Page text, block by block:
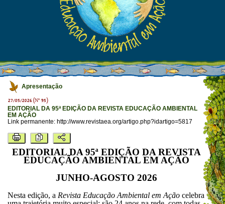
Apresentação
27/05/2026 (Nº 95)
EDITORIAL DA 95ª EDIÇÃO DA REVISTA EDUCAÇÃO AMBIENTAL
EM AÇÃO
Link permanente: http://www.revistaea.org/artigo.php?idartigo=5817
EDITORIAL DA 95ª EDIÇÃO DA REVISTA
EDUCAÇÃO AMBIENTAL EM AÇÃO
JUNHO-AGOSTO 2026
Nesta edição, a Revista Educação Ambiental em Ação celebra